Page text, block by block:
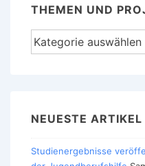
THEMEN UND
Themen
und
NEUESTE ARTIKEL
Studienergebnisse